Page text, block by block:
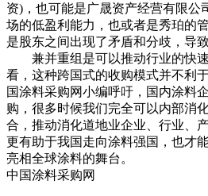
资)，也可能是广晟资产经营有限公
场的低盈利能力，也或者是秀珀的
是股东之间出现了矛盾和分歧，导
兼并重组是可以推动行业的快速
看，这种跨国式的收购模式并不利
国涂料采购网小编呼吁，国内涂料
购，很多时候我们完全可以内部消
合，推动消化道地业企业、行业、
更有助于我国走向涂料强国，也才
亮相全球涂料的舞台。
中国涂料采购网